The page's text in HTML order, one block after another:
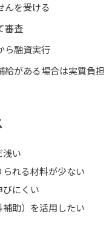
んを受ける
審査
ら融資実行
がある場合は実質負担
浅い
れる材料が少ない
にくい
助）を活用したい